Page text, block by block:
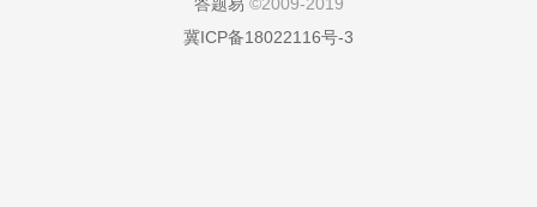
冀ICP备18022116号-3